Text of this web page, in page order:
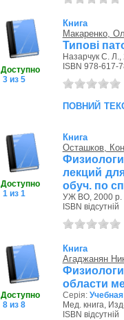
Доступно
3 из 5
Книга
Макаренко,
Типові
Назарчук С. Л.,
ISBN 978-617-
повний
Доступно
1 из 1
Книга
Осташков,
лекций
обуч. по
УЖ ВО, 2000 р.
ISBN відсутній
Доступно
8 из 8
Книга
Агаджанян
области
Серія:
Мед. книга,
ISBN відсутній